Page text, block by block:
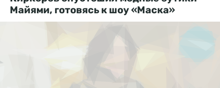
Майями, готовясь к шоу «Маска»